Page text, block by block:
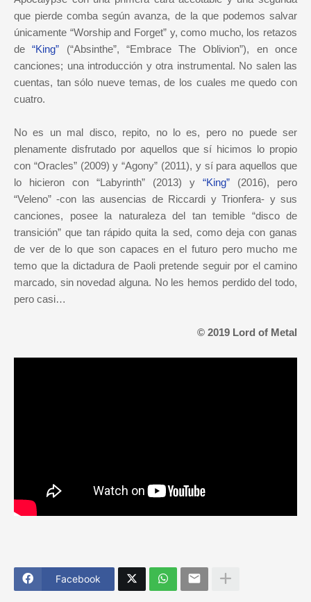
que pierde comba según avanza, de la que podemos salvar
únicamente “Worship and Forget” y, como mucho, los retazos
de“King” (“Absinthe”, “Embrace The Oblivion”), en once
canciones; una introducción y otra instrumental. No salen las
cuentas, tan sólo nueve temas, de los cuales me quedo con
cuatro.
No es un mal disco, repito, no lo es, pero no puede ser
plenamente disfrutado por aquellos que sí hicimos lo propio
con “Oracles” (2009) y “Agony” (2011), y sí para aquellos que
lo hicieron con “Labyrinth” (2013) y “King”
(2016), pero
“Veleno” -con las ausencias de Riccardi y Trionfera- y sus
canciones, posee la naturaleza del tan temible “disco de
transición” que tan rápido quita la sed, como deja con ganas
de ver de lo que son capaces en el futuro pero mucho me
temo que la dictadura de Paoli pretende seguir por el camino
marcado, sin novedad alguna. No les hemos perdido del todo,
pero casi…
© 2019 Lord of Metal
Facebook